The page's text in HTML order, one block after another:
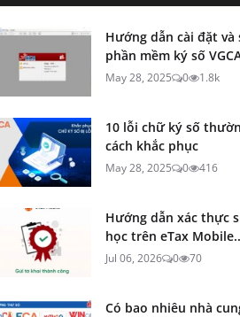
Hướng dẫn cài đặt và
phần mềm ký số
May 28, 2025 0 1.8k
10 lỗi chữ ký số
cách khắc phục
May 28, 2025 0 416
Hướng dẫn xác thực
học trên eTax
Jul 06, 2026 0 70
Có bao nhiêu nhà